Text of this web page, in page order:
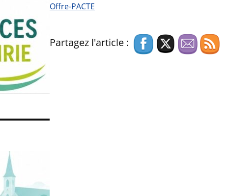
Offre-PACTE
Partagez l'article :